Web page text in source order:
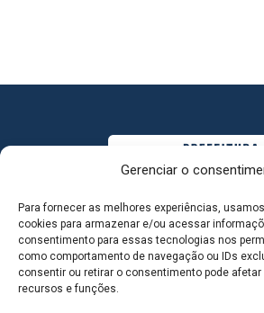
Gerenciar o
Para fornecer as melhores experiências,
cookies para armazenar e/ou acessar
consentimento para essas tecnologias nos
como comportamento de navegação ou IDs
consentir ou retirar o consentimento pode
recursos e funções.
MAPA DO SITE